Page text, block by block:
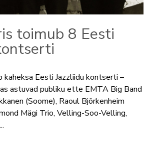
toimub 8 Eesti
Eesti Jazzliidu kontserti –
astuvad publiku ette EMTA Big Band
(Soome), Raoul Björkenheim
Mägi Trio, Velling-Soo-Velling,